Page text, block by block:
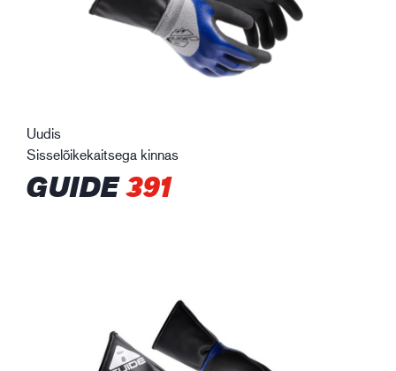
Uudis
Sisselõikekaitsega kinnas
GUIDE391